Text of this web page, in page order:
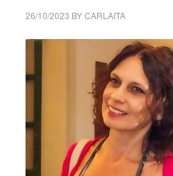
26/10/2023 BYCARLAITA